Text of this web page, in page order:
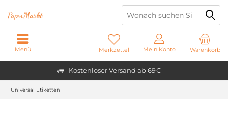
Kostenloser Versand ab 69€
PaperMarkt
Warenkorb
Merkzettel Mein Konto
Menü
Universal Etiketten